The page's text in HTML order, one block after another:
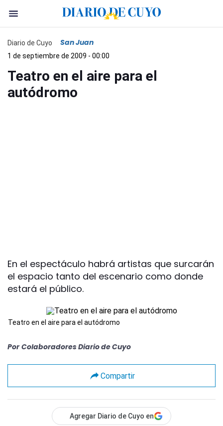
Diario de Cuyo San Juan
1 de septiembre de 2009 - 00:00
Teatro en el aire para el
autódromo
En el espectáculo habrá artistas que surcarán
el espacio tanto del escenario como donde
estará el público.
Teatro en el aire para el autódromo
Por Colaboradores Diario de Cuyo
Compartir
Agregar Diario de Cuyo en